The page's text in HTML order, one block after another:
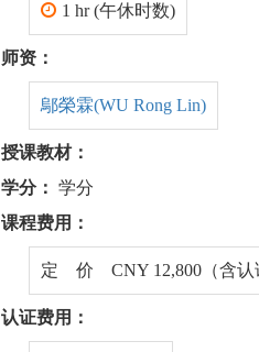
1 hr (午休时数)
师资：
鄔榮霖(WU Rong Lin)
授课教材：
学分： 学分
课程费用：
定 价 CNY 12,800（含认
认证费用：